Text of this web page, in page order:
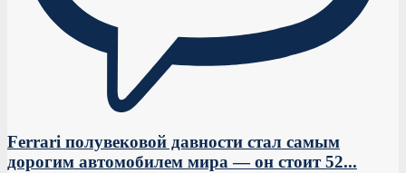
Ferrari полувековой давности стал самым
дорогим автомобилем мира — он стоит 52...